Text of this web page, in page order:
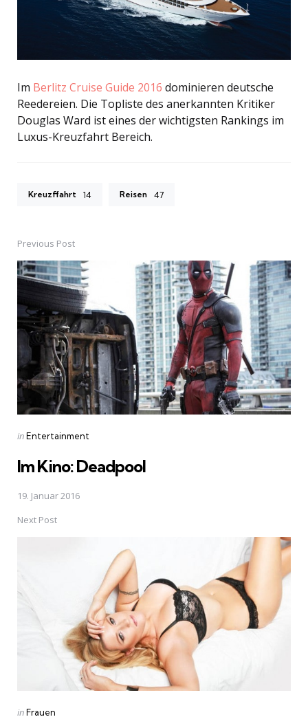
Im Berlitz Cruise Guide 2016 dominieren deutsche
Reedereien. Die Topliste des anerkannten Kritiker
Douglas Ward ist eines der wichtigsten Rankings im
Luxus-Kreuzfahrt Bereich.
Kreuzffahrt 14 Reisen 47
Post
navigation
Previous Post
Posted
inEntertainment
Im Kino: Deadpool
19. Januar 2016
Next Post
Posted
inFrauen